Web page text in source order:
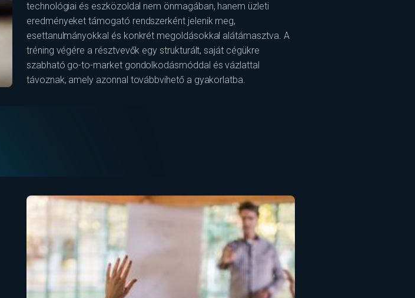
technológiai és eszközoldal nem önmagában, hanem üzleti
eredményeket támogató rendszerként jelenik meg,
esettanulmányokkal és konkrét megoldásokkal alátámasztva. A
tréning végére a résztvevők egy strukturált, saját cégükre
szabható go-to-market gondolkodásmóddal és vázlattal
távoznak, amely azonnal továbbvihető a gyakorlatba.